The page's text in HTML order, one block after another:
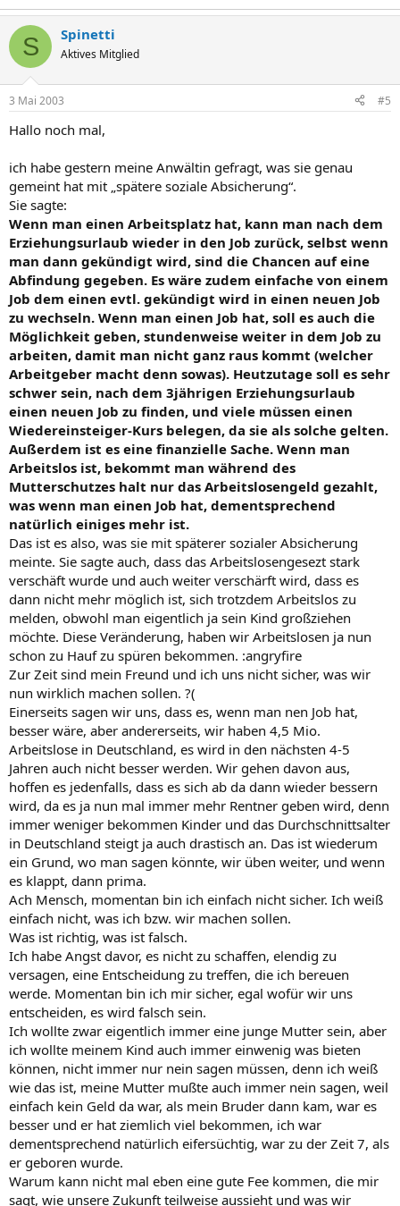
S Spinetti
Aktives Mitglied
3 Mai 2003 #5
Hallo noch mal,
ich habe gestern meine Anwältin gefragt, was sie genau
gemeint hat mit „spätere soziale Absicherung“.
Sie sagte:
Wenn man einen Arbeitsplatz hat, kann man nach dem
Erziehungsurlaub wieder in den Job zurück, selbst wenn
man dann gekündigt wird, sind die Chancen auf eine
Abfindung gegeben. Es wäre zudem einfache von einem
Job dem einen evtl. gekündigt wird in einen neuen Job
zu wechseln. Wenn man einen Job hat, soll es auch die
Möglichkeit geben, stundenweise weiter in dem Job zu
arbeiten, damit man nicht ganz raus kommt (welcher
Arbeitgeber macht denn sowas). Heutzutage soll es sehr
schwer sein, nach dem 3jährigen Erziehungsurlaub
einen neuen Job zu finden, und viele müssen einen
Wiedereinsteiger-Kurs belegen, da sie als solche gelten.
Außerdem ist es eine finanzielle Sache. Wenn man
Arbeitslos ist, bekommt man während des
Mutterschutzes halt nur das Arbeitslosengeld gezahlt,
was wenn man einen Job hat, dementsprechend
natürlich einiges mehr ist.
Das ist es also, was sie mit späterer sozialer Absicherung
meinte. Sie sagte auch, dass das Arbeitslosengesezt stark
verschäft wurde und auch weiter verschärft wird, dass es
dann nicht mehr möglich ist, sich trotzdem Arbeitslos zu
melden, obwohl man eigentlich ja sein Kind großziehen
möchte. Diese Veränderung, haben wir Arbeitslosen ja nun
schon zu Hauf zu spüren bekommen. :angryfire
Zur Zeit sind mein Freund und ich uns nicht sicher, was wir
nun wirklich machen sollen. ?(
Einerseits sagen wir uns, dass es, wenn man nen Job hat,
besser wäre, aber andererseits, wir haben 4,5 Mio.
Arbeitslose in Deutschland, es wird in den nächsten 4-5
Jahren auch nicht besser werden. Wir gehen davon aus,
hoffen es jedenfalls, dass es sich ab da dann wieder bessern
wird, da es ja nun mal immer mehr Rentner geben wird, denn
immer weniger bekommen Kinder und das Durchschnittsalter
in Deutschland steigt ja auch drastisch an. Das ist wiederum
ein Grund, wo man sagen könnte, wir üben weiter, und wenn
es klappt, dann prima.
Ach Mensch, momentan bin ich einfach nicht sicher. Ich weiß
einfach nicht, was ich bzw. wir machen sollen.
Was ist richtig, was ist falsch.
Ich habe Angst davor, es nicht zu schaffen, elendig zu
versagen, eine Entscheidung zu treffen, die ich bereuen
werde. Momentan bin ich mir sicher, egal wofür wir uns
entscheiden, es wird falsch sein.
Ich wollte zwar eigentlich immer eine junge Mutter sein, aber
ich wollte meinem Kind auch immer einwenig was bieten
können, nicht immer nur nein sagen müssen, denn ich weiß
wie das ist, meine Mutter mußte auch immer nein sagen, weil
einfach kein Geld da war, als mein Bruder dann kam, war es
besser und er hat ziemlich viel bekommen, ich war
dementsprechend natürlich eifersüchtig, war zu der Zeit 7, als
er geboren wurde.
Warum kann nicht mal eben eine gute Fee kommen, die mir
sagt, wie unsere Zukunft teilweise aussieht und was wir